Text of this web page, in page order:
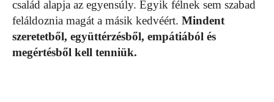
család alapja az egyensúly. Egyik félnek sem szabad
feláldoznia magát a másik kedvéért. Mindent
szeretetből, együttérzésből, empátiából és
megértésből kell tenniük.